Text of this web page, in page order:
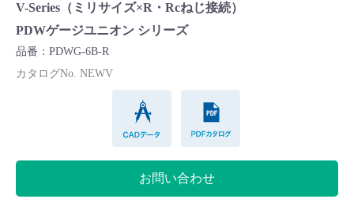
Cv値・流量計算ツール
製品動画一覧
バルブと継手のきほん
説明会・講習会
V-Series（ミリサイズ×R・Rcねじ接続）
PDWゲージユニオン シリーズ
品番：PDWG-6B-R
カタログNo. NEWV
お問い合わせ